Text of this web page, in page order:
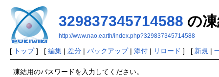
329837345714588 の
http://www.nao.earth/index.php?329837345714588
[ トップ] [ 編集| 差分| バックアップ| 添付| リロード ] [ 新規 |
凍結用のパスワードを入力してください。